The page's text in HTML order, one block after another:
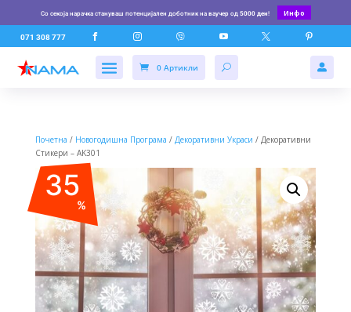
Со секоја нарачка стануваш потенцијален доботник на ваучер од 5000 ден! Инфо
071 308 777      
0 Артикли 
Почетна / Новогодишна Програма / Декоративни Украси / Декоративни
Стикери – AK301
35
%